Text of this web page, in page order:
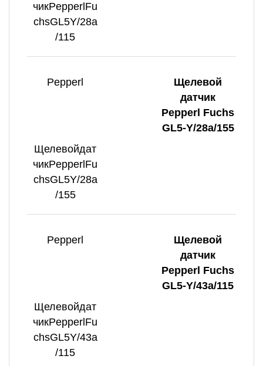
чикPepperlFu
chsGL5Y/28a
/115
Pepperl
Щелевой
датчик
Pepperl Fuchs
GL5-Y/28a/155
Щелевойдат
чикPepperlFu
chsGL5Y/28a
/155
Pepperl
Щелевой
датчик
Pepperl Fuchs
GL5-Y/43a/115
Щелевойдат
чикPepperlFu
chsGL5Y/43a
/115